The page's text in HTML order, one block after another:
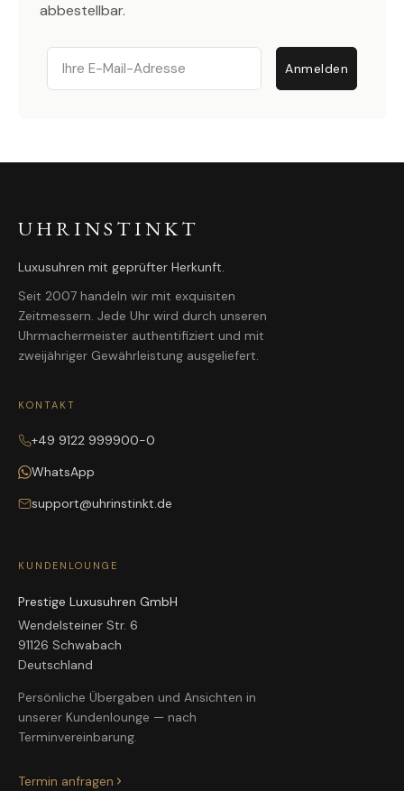
abbestellbar.
Email
Anmelden
UHRINSTINKT
Luxusuhren mit geprüfter Herkunft.
Seit 2007 handeln wir mit exquisiten
Zeitmessern. Jede Uhr wird durch unseren
Uhrmachermeister authentifiziert und mit
zweijähriger Gewährleistung ausgeliefert.
KONTAKT
+49 9122 999900-0
WhatsApp
support@uhrinstinkt.de
KUNDENLOUNGE
Prestige Luxusuhren GmbH
Wendelsteiner Str. 6
91126 Schwabach
Deutschland
Persönliche Übergaben und Ansichten in
unserer Kundenlounge — nach
Terminvereinbarung.
Termin anfragen